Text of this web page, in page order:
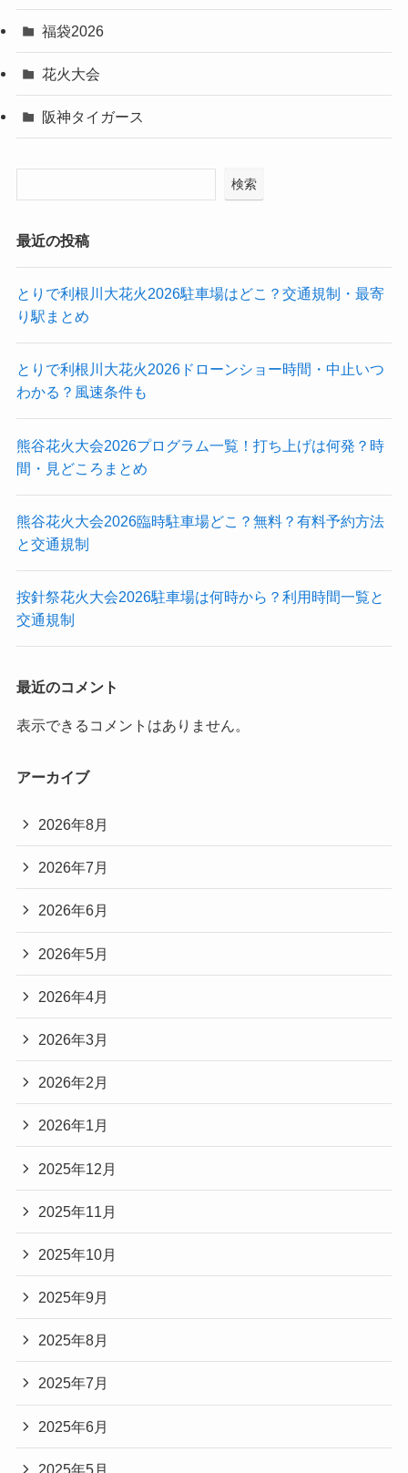
福袋2026
花火大会
阪神タイガース
検索
最近の投稿
とりで利根川大花火2026駐車場はどこ？交通規制・最寄
り駅まとめ
とりで利根川大花火2026ドローンショー時間・中止いつ
わかる？風速条件も
熊谷花火大会2026プログラム一覧！打ち上げは何発？時
間・見どころまとめ
熊谷花火大会2026臨時駐車場どこ？無料？有料予約方法
と交通規制
按針祭花火大会2026駐車場は何時から？利用時間一覧と
交通規制
最近のコメント
表示できるコメントはありません。
アーカイブ
2026年8月
2026年7月
2026年6月
2026年5月
2026年4月
2026年3月
2026年2月
2026年1月
2025年12月
2025年11月
2025年10月
2025年9月
2025年8月
2025年7月
2025年6月
2025年5月